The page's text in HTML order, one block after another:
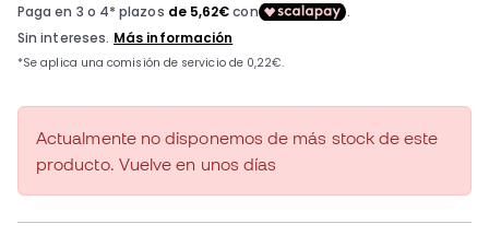
Actualmente no disponemos de más stock de este
producto. Vuelve en unos días